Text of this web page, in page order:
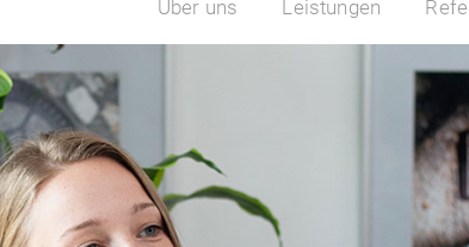
Über uns Leistungen